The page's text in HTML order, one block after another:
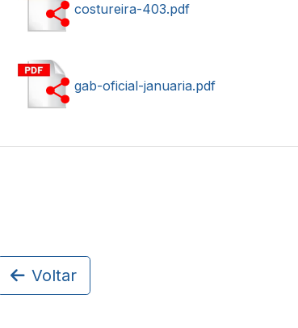
costureira-403.pdf
gab-oficial-januaria.pdf
Voltar